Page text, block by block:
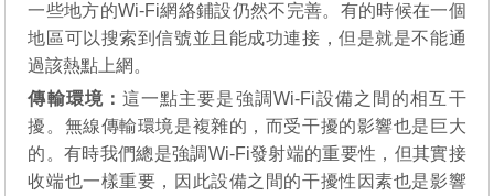
一些地方的Wi-Fi網絡鋪設仍然不完善。有的時候在一個
地區可以搜索到信號並且能成功連接，但是就是不能通
過該熱點上網。
傳輸環境： 這一點主要是強調Wi-Fi設備之間的相互干
擾。無線傳輸環境是複雜的，而受干擾的影響也是巨大
的。有時我們總是強調Wi-Fi發射端的重要性，但其實接
收端也一樣重要，因此設備之間的干擾性因素也是影響